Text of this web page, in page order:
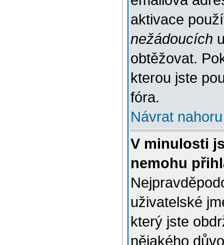
aktivace
nežádoucích
obtěžovat.
kterou jste
fóra.
Návrat nahoru
V minulosti
nemohu
uživatelské
který jste
nějakého